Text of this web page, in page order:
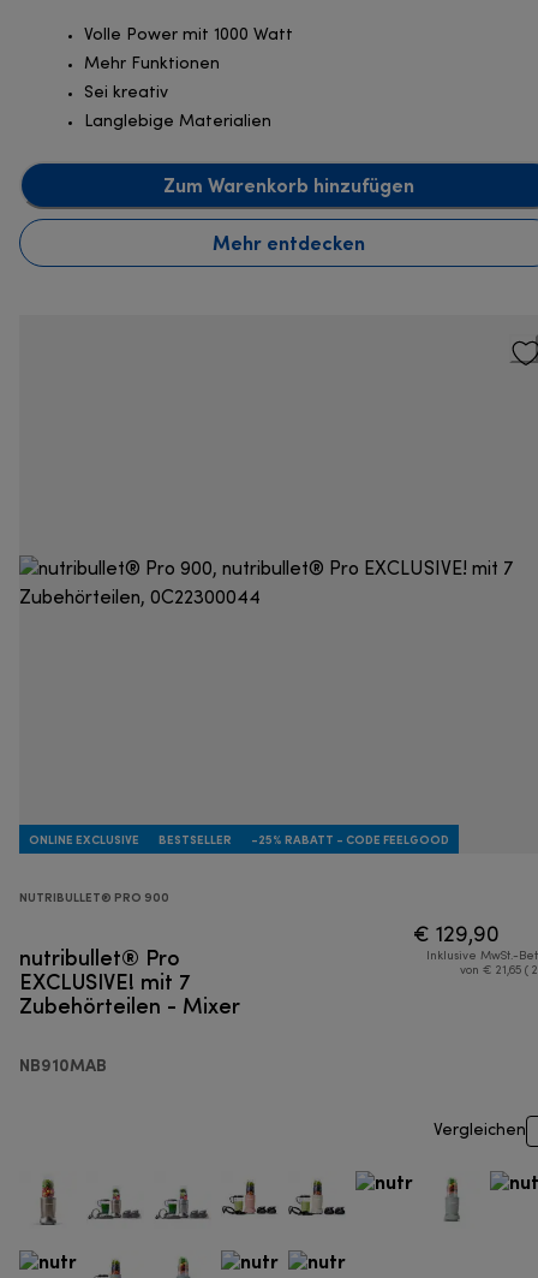
Volle Power mit 1000 Watt
Mehr Funktionen
Sei kreativ
Langlebige Materialien
Zum Warenkorb hinzufügen
Mehr entdecken
ONLINE EXCLUSIVE BESTSELLER -25% RABATT - CODE FEELGOOD
NUTRIBULLET® PRO 900
nutribullet® Pro
EXCLUSIVE! mit 7
Zubehörteilen - Mixer
NB910MAB
€ 129,90
Inklusive MwSt.-
von € 21,65 (
Vergleichen